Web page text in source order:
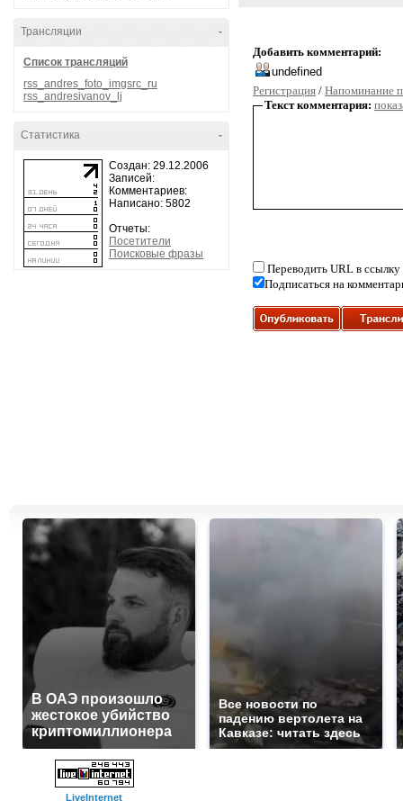
-
Трансляции
Список трансляций
rss_andres_foto_imgsrc_ru
rss_andresivanov_lj
-
Статистика
Создан: 29.12.2006
Записей:
Комментариев:
Написано: 5802
Отчеты:
Посетители
Поисковые фразы
Добавить комментарий:
Регистрация / Напоминание
Текст комментария:
Переводить URL в ссылку
Подписаться на
В ОАЭ произошло
жестокое убийство
криптомиллионера
Все новости по
падению вертолета на
Кавказе: читать здесь
LiveInternet